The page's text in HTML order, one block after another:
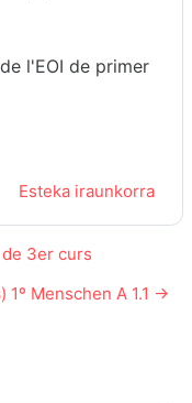
l'EOI de primer
Esteka iraunkorra
3er curs
Menschen A 1.1 →